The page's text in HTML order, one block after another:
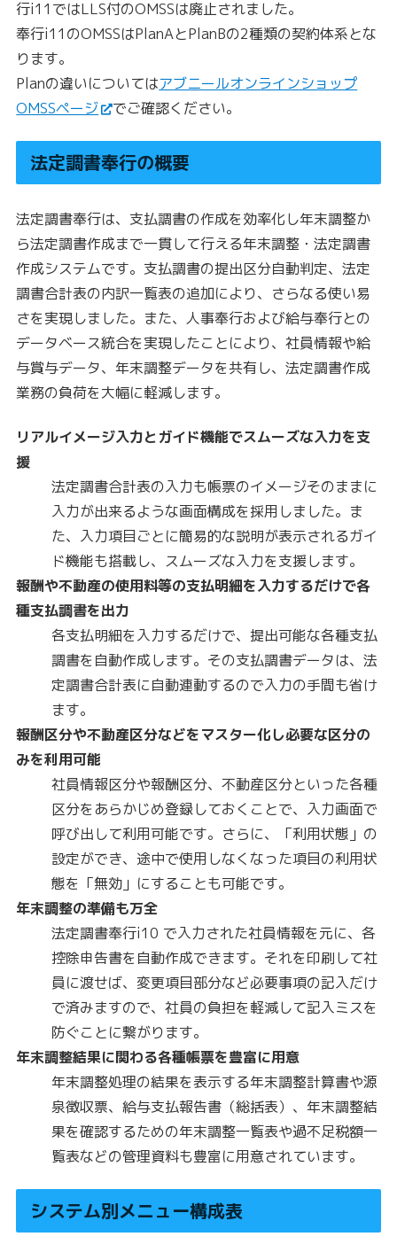
行i11ではLLS付のOMSSは廃止されました。
奉行i11のOMSSはPlanAとPlanBの2種類の契約体系とな
ります。
Planの違いについてはアブニールオンラインショップ
OMSSページ
でご確認ください。
法定調書奉行の概要
法定調書奉行は、支払調書の作成を効率化し年末調整か
ら法定調書作成まで一貫して行える年末調整・法定調書
作成システムです。支払調書の提出区分自動判定、法定
調書合計表の内訳一覧表の追加により、さらなる使い易
さを実現しました。また、人事奉行および給与奉行との
データベース統合を実現したことにより、社員情報や給
与賞与データ、年末調整データを共有し、法定調書作成
業務の負荷を大幅に軽減します。
リアルイメージ入力とガイド機能でスムーズな入力を支
援
法定調書合計表の入力も帳票のイメージそのままに
入力が出来るような画面構成を採用しました。ま
た、入力項目ごとに簡易的な説明が表示されるガイ
ド機能も搭載し、スムーズな入力を支援します。
報酬や不動産の使用料等の支払明細を入力するだけで各
種支払調書を出力
各支払明細を入力するだけで、提出可能な各種支払
調書を自動作成します。その支払調書データは、法
定調書合計表に自動連動するので入力の手間も省け
ます。
報酬区分や不動産区分などをマスター化し必要な区分の
みを利用可能
社員情報区分や報酬区分、不動産区分といった各種
区分をあらかじめ登録しておくことで、入力画面で
呼び出して利用可能です。さらに、「利用状態」の
設定ができ、途中で使用しなくなった項目の利用状
態を「無効」にすることも可能です。
年末調整の準備も万全
法定調書奉行i10 で入力された社員情報を元に、各
控除申告書を自動作成できます。それを印刷して社
員に渡せば、変更項目部分など必要事項の記入だけ
で済みますので、社員の負担を軽減して記入ミスを
防ぐことに繋がります。
年末調整結果に関わる各種帳票を豊富に用意
年末調整処理の結果を表示する年末調整計算書や源
泉徴収票、給与支払報告書（総括表）、年末調整結
果を確認するための年末調整一覧表や過不足税額一
覧表などの管理資料も豊富に用意されています。
システム別メニュー構成表